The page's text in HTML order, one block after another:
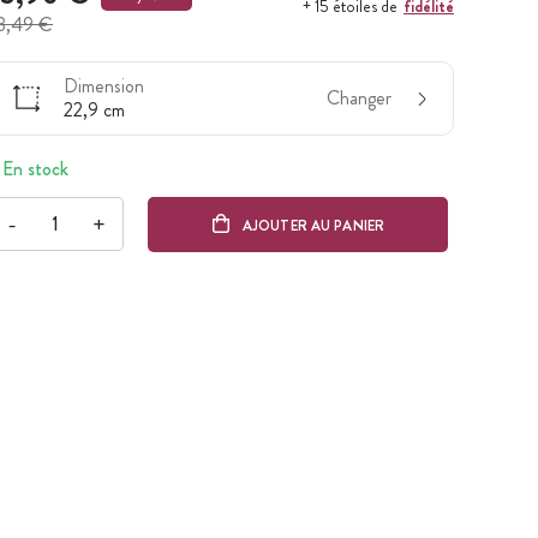
€
+ 15 étoiles de fidélité
Dimension
22,9 cm
Changer
En stock
- + AJOUTER AU PANIER